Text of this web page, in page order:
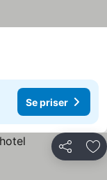
Se priser
Del